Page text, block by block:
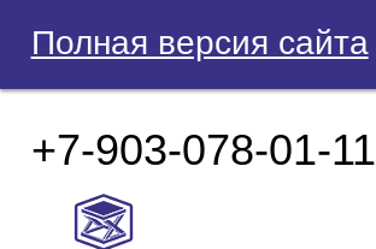
Полная версия сайта
+7-903-078-01-11